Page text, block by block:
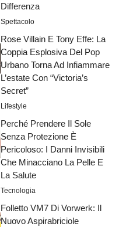
Differenza
Spettacolo
Rose Villain E Tony Effe: La
Coppia Esplosiva Del Pop
Urbano Torna Ad Infiammare
L’estate Con “Victoria’s
Secret”
Lifestyle
Perché Prendere Il Sole
Senza Protezione È
Pericoloso: I Danni Invisibili
Che Minacciano La Pelle E
La Salute
Tecnologia
Folletto VM7 Di Vorwerk: Il
Nuovo Aspirabriciole